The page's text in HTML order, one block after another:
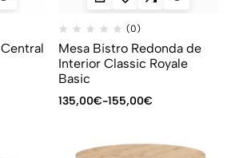
(0)
Mesa Bistro Redonda de
Interior Classic Royale
Basic
135,00€-155,00€